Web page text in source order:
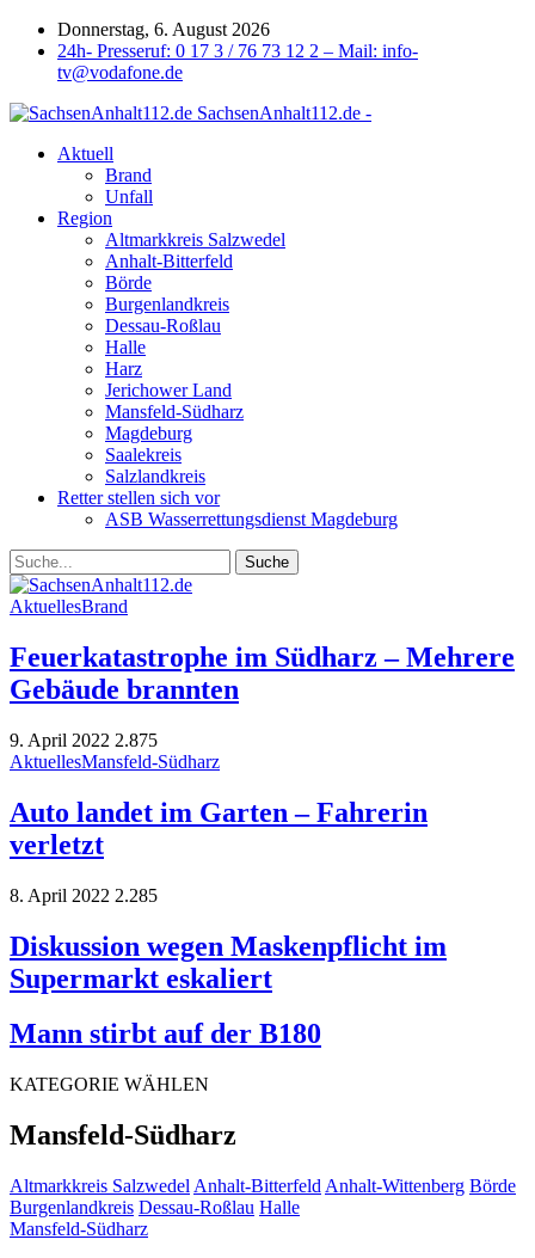
Donnerstag, 6. August 2026
24h- Presseruf: 0 17 3 / 76 73 12 2 – Mail: info-
tv@vodafone.de
SachsenAnhalt112.de -
Aktuell
Brand
Unfall
Region
Altmarkkreis Salzwedel
Anhalt-Bitterfeld
Börde
Burgenlandkreis
Dessau-Roßlau
Halle
Harz
Jerichower Land
Mansfeld-Südharz
Magdeburg
Saalekreis
Salzlandkreis
Retter stellen sich vor
ASB Wasserrettungsdienst Magdeburg
AktuellesBrand
Feuerkatastrophe im Südharz – Mehrere
Gebäude brannten
9. April 2022 2.875
AktuellesMansfeld-Südharz
Auto landet im Garten – Fahrerin
verletzt
8. April 2022 2.285
Diskussion wegen Maskenpflicht im
Supermarkt eskaliert
Mann stirbt auf der B180
KATEGORIE WÄHLEN
Mansfeld-Südharz
Altmarkkreis Salzwedel Anhalt-Bitterfeld Anhalt-Wittenberg Börde
Burgenlandkreis Dessau-Roßlau Halle
Mansfeld-Südharz